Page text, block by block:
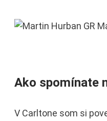
Ako spomínate
V Carltone som si